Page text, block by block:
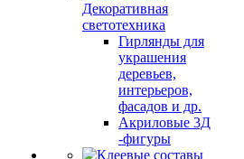
Декоративная
светотехника
Гирлянды для
украшения
деревьев,
интерьеров,
фасадов и др.
Акриловые 3Д
-фигуры